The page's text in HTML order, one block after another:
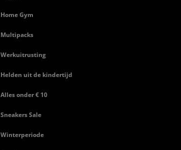
Home Gym
Multipacks
Werkuitrusting
Helden uit de kindertijd
Alles onder € 10
Sneakers Sale
Winterperiode